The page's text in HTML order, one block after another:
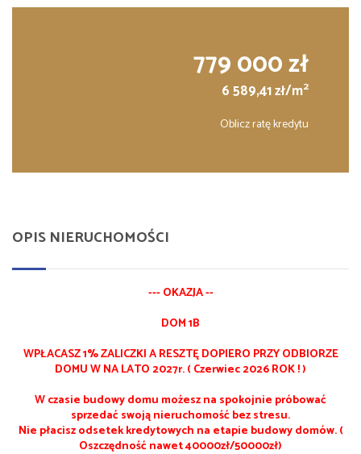
779 000 zł
6 589,41 zł/m2
Oblicz ratę kredytu
OPIS NIERUCHOMOŚCI
--- OKAZJA --
DOM 1B
WPŁACASZ 1% ZALICZKI A RESZTĘ DOPIERO PRZY ODBIORZE
DOMU W NA LATO 2027r. ( Czerwiec 2026 ROK ! )
W czasie budowy domu możesz na spokojnie próbować
sprzedać swoją nieruchomość bez stresu.
Nie płacisz odsetek kredytowych na etapie budowy domów. (
Oszczędność nawet 40000zł/50000zł)